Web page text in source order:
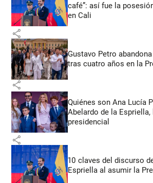
café”: así fue la
en Cali
share
Gustavo Petro
tras cuatro años en la
share
Quiénes son Ana Lucía
Abelardo de la
presidencial
share
10 claves del discurso
Espriella al asumir la